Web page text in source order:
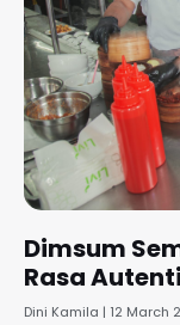
Dimsum
Rasa
Dini Kamila 12 March